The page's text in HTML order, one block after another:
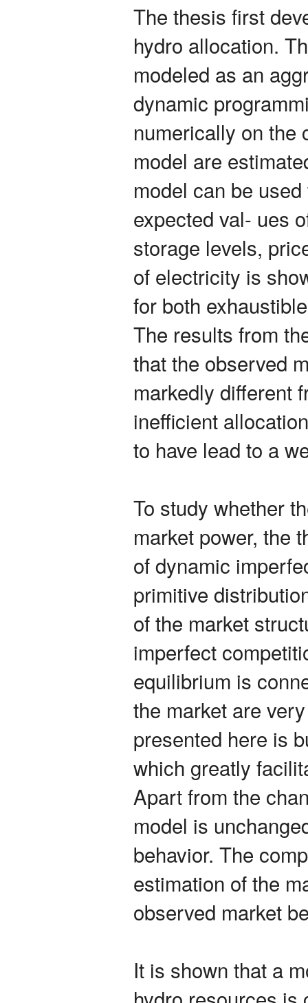
The thesis first
hydro allocation.
modeled as an
dynamic
numerically on the
model are
model can be
expected val- ues
storage levels,
of electricity is
for both
The results from
that the observed
markedly different
inefficient
to have lead to a
To study whether
market power, the
of dynamic
primitive
of the market
imperfect
equilibrium is
the market are
presented here is
which greatly
Apart from the
model is
behavior. The
estimation of the
observed market
It is shown that a